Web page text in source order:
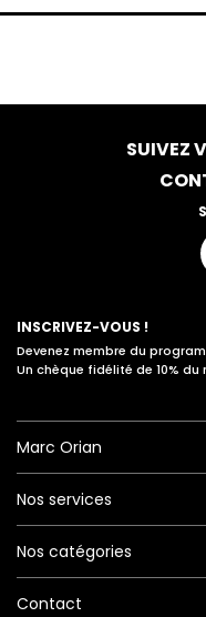
SUIVEZ
INSCRIVEZ-VOUS !
Devenez membre du
Un chèque fidélité de 10%
Marc Orian
Nos services
Nos catégories
Contact